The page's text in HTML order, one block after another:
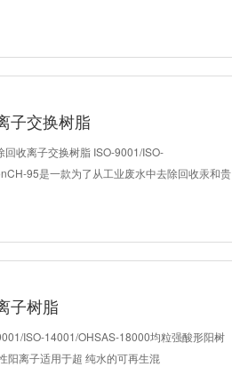
子交换树脂
回收离子交换树脂 ISO-9001/ISO-
95是一款为了从工业废水中去除回收汞和贵
子树脂
ISO-14001/OHSAS-18000均粒强酸形阳树
阳离子适用于超 纯水的可再生混